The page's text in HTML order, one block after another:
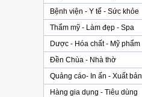
Bệnh viện - Y tế - Sức khỏe
Thẩm mỹ - Làm đẹp - Spa
Dược - Hóa chất - Mỹ phẩm
Đền Chùa - Nhà thờ
Quảng cáo- In ấn - Xuất bản
Hàng gia dụng - Tiêu dùng